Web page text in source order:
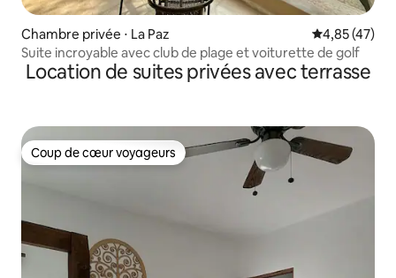
Chambre privée ⋅ La Paz Évaluation
4,85 (47)
Suite incroyable avec club de plage et voiturette de golf
Location de suites privées avec terrasse
Coup de cœur voyageurs
Coup de cœur voyageurs